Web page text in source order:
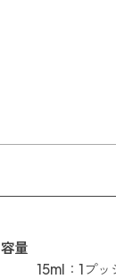
容量
15ml：1プ